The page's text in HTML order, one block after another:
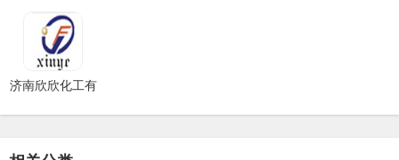
济南欣欣化工有